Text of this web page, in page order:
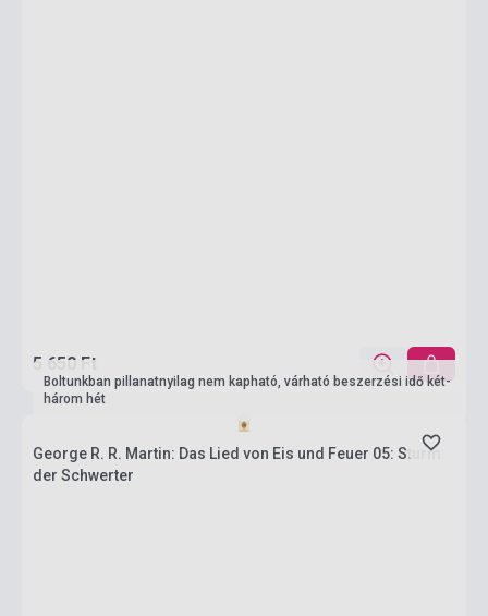
5 650 Ft
Boltunkban pillanatnyilag nem kapható, várható beszerzési idő két-
három hét
George R. R. Martin: Das Lied von Eis und Feuer 05: Sturm
der Schwerter